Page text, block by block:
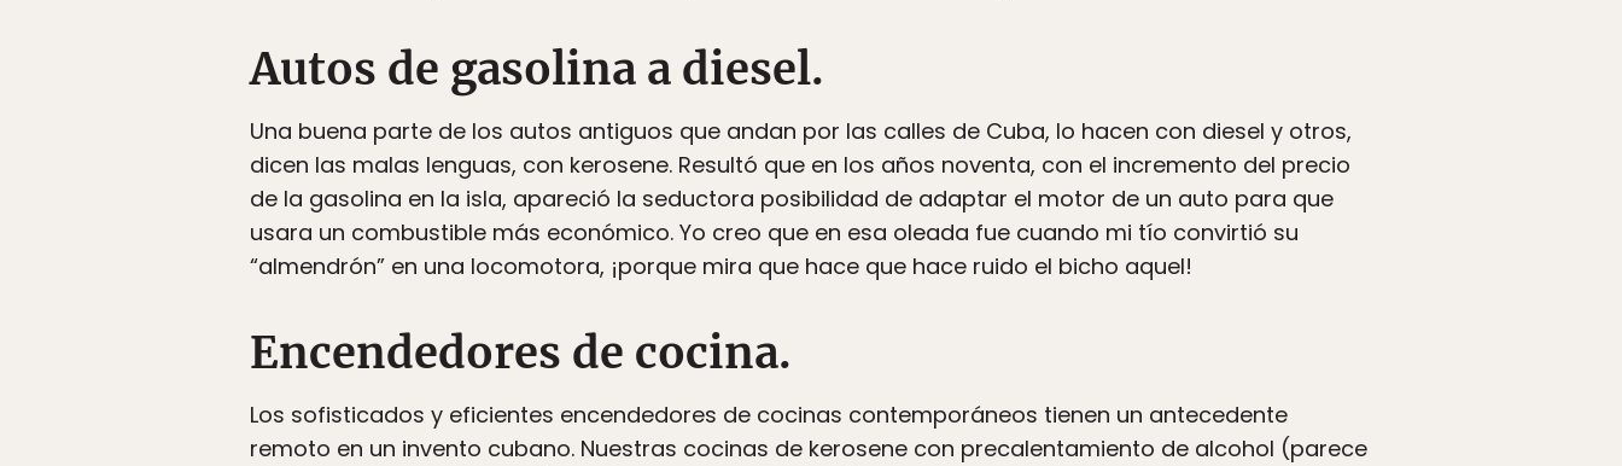
Autos de gasolina a diesel.
Una buena parte de los autos antiguos que andan por las calles de Cuba, lo hacen con diesel y otros,
dicen las malas lenguas, con kerosene. Resultó que en los años noventa, con el incremento del precio
de la gasolina en la isla, apareció la seductora posibilidad de adaptar el motor de un auto para que
usara un combustible más económico. Yo creo que en esa oleada fue cuando mi tío convirtió su
“almendrón” en una locomotora, ¡porque mira que hace que hace ruido el bicho aquel!
Encendedores de cocina.
Los sofisticados y eficientes encendedores de cocinas contemporáneos tienen un antecedente
remoto en un invento cubano. Nuestras cocinas de kerosene con precalentamiento de alcohol (parece